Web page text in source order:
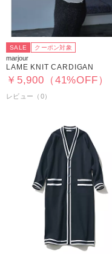
SALE クーポン対象
marjour
LAME KNIT CARDIGAN
￥5,900（41%OFF）